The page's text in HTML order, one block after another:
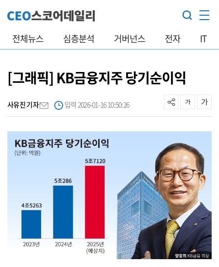
전체뉴스 심층분석 거버넌스 전자 IT
[그래픽] KB금융지주 당기순이익
사유진 기자 입력 2026-01-16 10:50:26